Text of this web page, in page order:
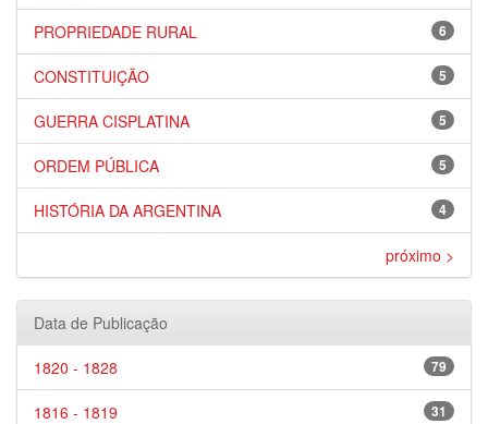
6
PROPRIEDADE RURAL
5
CONSTITUIÇÃO
5
GUERRA CISPLATINA
5
ORDEM PÚBLICA
4
HISTÓRIA DA ARGENTINA
próximo >
Data de Publicação
79
1820 - 1828
31
1816 - 1819